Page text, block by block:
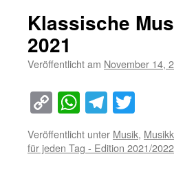
Klassische
2021
Veröffentlicht am November 14,
Copy
Link
WhatsApp
Veröffentlicht unter Musik,
für jeden Tag - Edition 2021/2022